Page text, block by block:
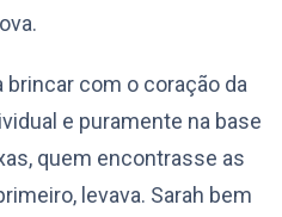
brincar com o coração da
e puramente na base
quem encontrasse as
levava. Sarah bem